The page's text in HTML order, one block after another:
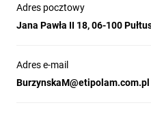
Adres pocztowy
Jana Pawła II 18, 06-100
Adres e-mail
BurzynskaM@etipolam.com.pl